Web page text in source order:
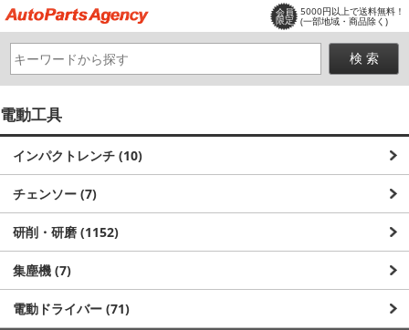
会員
限定
5000円以上で送料無料！
(一部地域・商品除く)
電動工具
インパクトレンチ (10)
チェンソー (7)
研削・研磨 (1152)
集塵機 (7)
電動ドライバー (71)